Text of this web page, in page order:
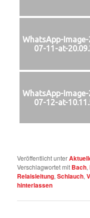
WhatsApp-
07-11-at-
WhatsApp-
07-12-at-
Veröffentlicht unter
Verschlagwortet mit Bach,
Relaisleitung,Schlauch,
hinterlassen